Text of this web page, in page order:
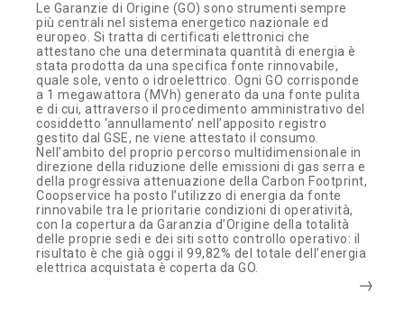
Le Garanzie di Origine (GO) sono strumenti sempre
più centrali nel sistema energetico nazionale ed
europeo. Si tratta di certificati elettronici che
attestano che una determinata quantità di energia è
stata prodotta da una specifica fonte rinnovabile,
quale sole, vento o idroelettrico. Ogni GO corrisponde
a 1 megawattora (MVh) generato da una fonte pulita
e di cui, attraverso il procedimento amministrativo del
cosiddetto ‘annullamento’ nell’apposito registro
gestito dal GSE, ne viene attestato il consumo.
Nell’ambito del proprio percorso multidimensionale in
direzione della riduzione delle emissioni di gas serra e
della progressiva attenuazione della Carbon Footprint,
Coopservice ha posto l’utilizzo di energia da fonte
rinnovabile tra le prioritarie condizioni di operatività,
con la copertura da Garanzia d’Origine della totalità
delle proprie sedi e dei siti sotto controllo operativo: il
risultato è che già oggi il 99,82% del totale dell’energia
elettrica acquistata è coperta da GO.